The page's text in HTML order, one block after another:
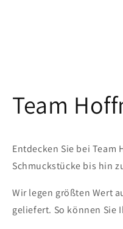
Team
Entdecken Sie bei
Schmuckstücke bis hin
Wir legen größten Wert
geliefert. So können Sie